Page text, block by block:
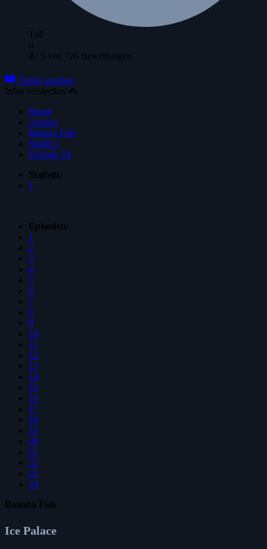
Toll
0
4 / 5 von 726 Bewertungen
Trailer ansehen
Infos verstecken
Home
Animes
Banana Fish
Staffel 1
Episode 19
Staffeln:
1
Episoden:
1
2
3
4
5
6
7
8
9
10
11
12
13
14
15
16
17
18
19
20
21
22
23
24
Banana Fish
Ice Palace